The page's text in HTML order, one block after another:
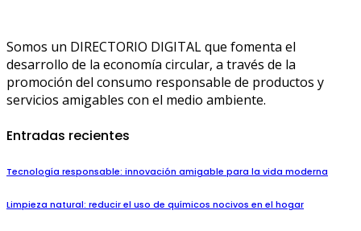
Somos un DIRECTORIO DIGITAL que fomenta el
desarrollo de la economía circular, a través de la
promoción del consumo responsable de productos y
servicios amigables con el medio ambiente.
Entradas recientes
Tecnología responsable: innovación amigable para la vida moderna
Limpieza natural: reducir el uso de químicos nocivos en el hogar